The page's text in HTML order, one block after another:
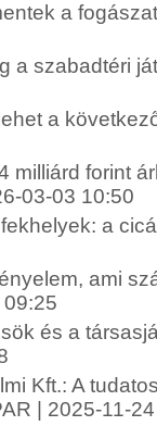
a
a szabadtéri
a
milliárd forint
03-03 10:50
a
ami
és a
Kft.: A
| 2025-11-